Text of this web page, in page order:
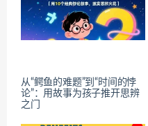
从“鳄鱼的难题”到“时间的悖
论”：用故事为孩子推开思辨
之门